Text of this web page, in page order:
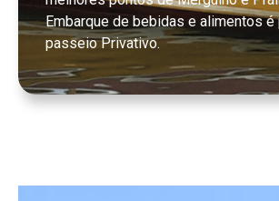
Embarque de bebidas e alimentos
passeio Privativo.